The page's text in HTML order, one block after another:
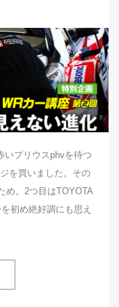
いプリウスphvを待つ
を買いました。その
め。2つ目はTOYOTA
初め絶好調にも思え